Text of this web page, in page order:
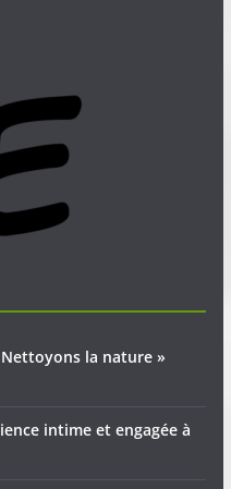
la nature »
intime et engagée à